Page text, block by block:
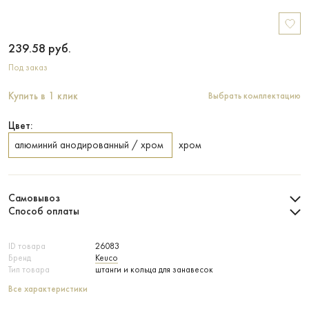
ID товара
26083
Бренд
Keuco
Тип товара
штанги и кольца для занавесок
Все характеристики
239.58 руб.
Под заказ
Купить в 1 клик Выбрать комплектацию
Цвет:
алюминий анодированный / хром
хром
Самовывоз
Способ оплаты